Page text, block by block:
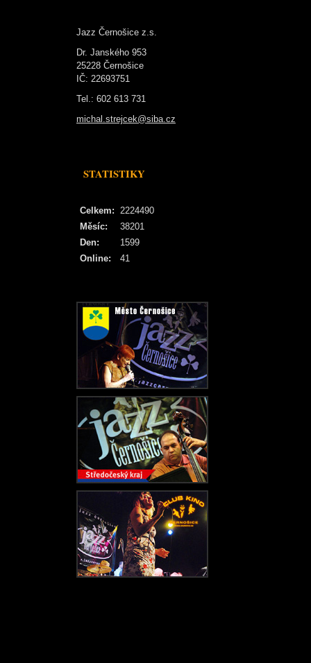
Jazz Černošice z.s.
Dr. Janského 953
25228 Černošice
IČ: 22693751
Tel.: 602 613 731
michal.strejcek@siba.cz
STATISTIKY
Online: 41
Celkem: 2224490
Měsíc:
38201
Den:
1599